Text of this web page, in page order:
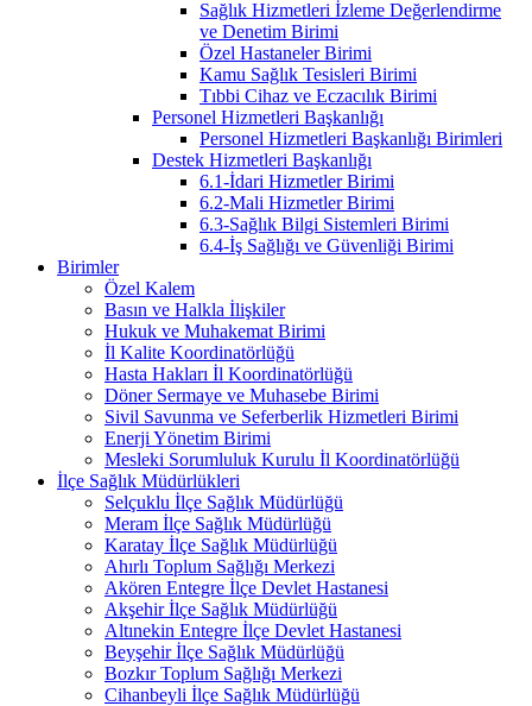
Sağlık Hizmetleri İzleme Değerlendirme
ve Denetim Birimi
Özel Hastaneler Birimi
Kamu Sağlık Tesisleri Birimi
Tıbbi Cihaz ve Eczacılık Birimi
Personel Hizmetleri Başkanlığı
Personel Hizmetleri Başkanlığı Birimleri
Destek Hizmetleri Başkanlığı
6.1-İdari Hizmetler Birimi
6.2-Mali Hizmetler Birimi
6.3-Sağlık Bilgi Sistemleri Birimi
6.4-İş Sağlığı ve Güvenliği Birimi
Birimler
Özel Kalem
Basın ve Halkla İlişkiler
Hukuk ve Muhakemat Birimi
İl Kalite Koordinatörlüğü
Hasta Hakları İl Koordinatörlüğü
Döner Sermaye ve Muhasebe Birimi
Sivil Savunma ve Seferberlik Hizmetleri Birimi
Enerji Yönetim Birimi
Mesleki Sorumluluk Kurulu İl Koordinatörlüğü
İlçe Sağlık Müdürlükleri
Selçuklu İlçe Sağlık Müdürlüğü
Meram İlçe Sağlık Müdürlüğü
Karatay İlçe Sağlık Müdürlüğü
Ahırlı Toplum Sağlığı Merkezi
Akören Entegre İlçe Devlet Hastanesi
Akşehir İlçe Sağlık Müdürlüğü
Altınekin Entegre İlçe Devlet Hastanesi
Beyşehir İlçe Sağlık Müdürlüğü
Bozkır Toplum Sağlığı Merkezi
Cihanbeyli İlçe Sağlık Müdürlüğü